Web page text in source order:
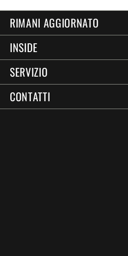
RIMANI AGGIORNATO
INSIDE
SERVIZIO
CONTATTI